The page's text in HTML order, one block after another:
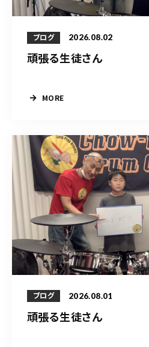
ブログ 2026.08.02
頑張る生徒さん
MORE
ブログ 2026.08.01
頑張る生徒さん